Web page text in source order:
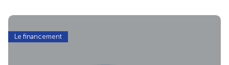
Le financement